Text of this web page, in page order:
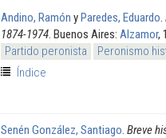
Andino, Ramón yParedes, Eduardo
1874-1974 . Buenos Aires: Alzamor,
Partido peronista
Peronismo
Índice
Senén González, Santiago Breve